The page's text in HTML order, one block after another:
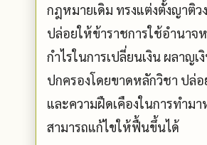
กฎหมายเดิม ทรงแต่งตั้งญาติ
ปล่อยให้ข้าราชการใช้อำนาจ
กำไรในการเปลี่ยนเงิน ผลาญ
ปกครองโดยขาดหลักวิชา ปล่
และความฝืดเคืองในการทำม
สามารถแก้ไขให้ฟื้นขึ้นได้